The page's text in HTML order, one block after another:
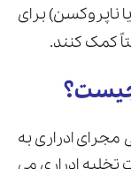
ناپروکسن) برای
کمک کنند.
چیست؟
مجرای ادراری به